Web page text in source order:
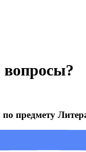
вопросы?
предмету